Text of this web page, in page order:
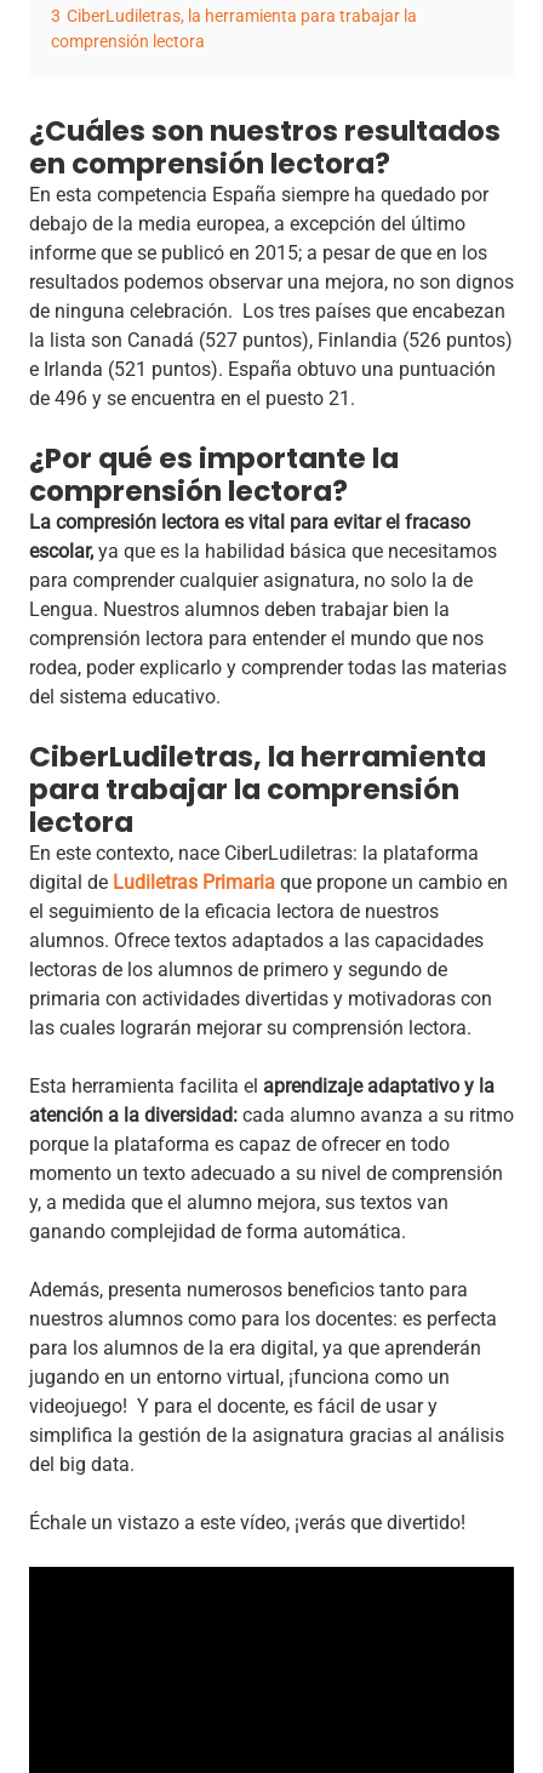
3 CiberLudiletras, la herramienta para trabajar la
comprensión lectora
¿Cuáles son nuestros resultados
en comprensión lectora?
En esta competencia España siempre ha quedado por
debajo de la media europea, a excepción del último
informe que se publicó en 2015; a pesar de que en los
resultados podemos observar una mejora, no son dignos
de ninguna celebración. Los tres países que encabezan
la lista son Canadá (527 puntos), Finlandia (526 puntos)
e Irlanda (521 puntos). España obtuvo una puntuación
de 496 y se encuentra en el puesto 21.
¿Por qué es importante la
comprensión lectora?
La compresión lectora es vital para evitar el fracaso
escolar, ya que es la habilidad básica que necesitamos
para comprender cualquier asignatura, no solo la de
Lengua. Nuestros alumnos deben trabajar bien la
comprensión lectora para entender el mundo que nos
rodea, poder explicarlo y comprender todas las materias
del sistema educativo.
CiberLudiletras, la herramienta
para trabajar la comprensión
lectora
En este contexto, nace CiberLudiletras: la plataforma
digital de Ludiletras Primaria que propone un cambio en
el seguimiento de la eficacia lectora de nuestros
alumnos. Ofrece textos adaptados a las capacidades
lectoras de los alumnos de primero y segundo de
primaria con actividades divertidas y motivadoras con
las cuales lograrán mejorar su comprensión lectora.
Esta herramienta facilita el aprendizaje adaptativo y la
atención a la diversidad: cada alumno avanza a su ritmo
porque la plataforma es capaz de ofrecer en todo
momento un texto adecuado a su nivel de comprensión
y, a medida que el alumno mejora, sus textos van
ganando complejidad de forma automática.
Además, presenta numerosos beneficios tanto para
nuestros alumnos como para los docentes: es perfecta
para los alumnos de la era digital, ya que aprenderán
jugando en un entorno virtual, ¡funciona como un
videojuego! Y para el docente, es fácil de usar y
simplifica la gestión de la asignatura gracias al análisis
del big data.
Échale un vistazo a este vídeo, ¡verás que divertido!